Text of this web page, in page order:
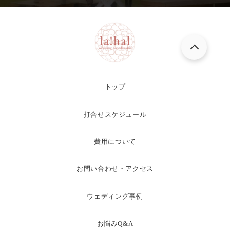
トップ
打合せスケジュール
費用について
お問い合わせ・アクセス
ウェディング事例
お悩みQ&A